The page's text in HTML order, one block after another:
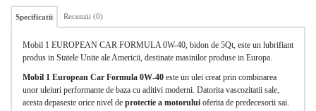
Specificatii Recenzii (0)
Mobil 1 EUROPEAN CAR FORMULA 0W-40, bidon de 5Qt, este un lubrifiant
produs in Statele Unite ale Americii, destinate masinilor produse in Europa.
Mobil 1 European Car Formula 0W-40 este un ulei creat prin combinarea
unor uleiuri performante de baza cu aditivi moderni. Datorita vascozitatii sale,
acesta depaseste orice nivel de protectie a motorului oferita de predecesorii sai.